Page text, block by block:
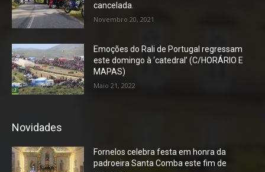
cancelada.
Novembro 20, 2021
Emoções do Rali de Portugal regressam
este domingo à ‘catedral’ (C/HORÁRIO E
MAPAS)
Maio 21, 2022
Novidades
Fornelos celebra festa em honra da
padroeira Santa Comba este fim de